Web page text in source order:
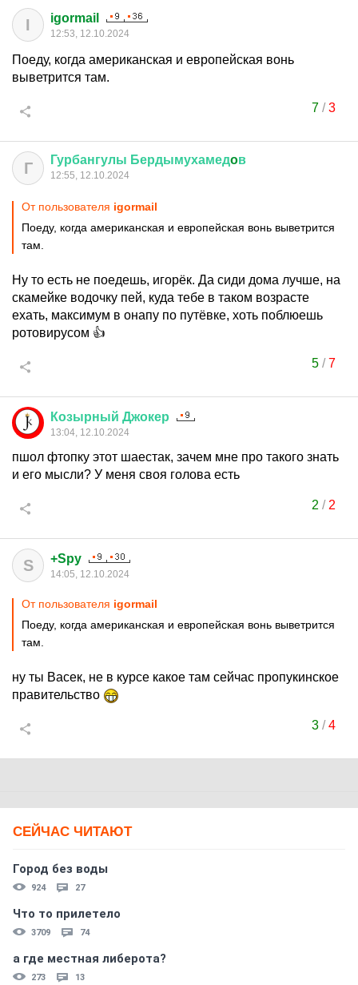
I igormail
12:53, 12.10.2024
Поеду, когда американская и европейская вонь
выветрится там.
7/3
Г Гурбангулы Бердымухамедoв
12:55, 12.10.2024
От пользователя igormail
Поеду, когда американская и европейская вонь выветрится
там.
Ну то есть не поедешь, игорёк. Да сиди дома лучше, на
скамейке водочку пей, куда тебе в таком возрасте
ехать, максимум в онапу по путёвке, хоть поблюешь
ротовирусом 👍
5/7
Козырный Джокер
13:04, 12.10.2024
пшол фтопку этот шаестак, зачем мне про такого знать
и его мысли? У меня своя голова есть
2 / 2
S +Spy
14:05, 12.10.2024
От пользователя igormail
Поеду, когда американская и европейская вонь выветрится
там.
ну ты Васек, не в курсе какое там сейчас пропукинское
правительство
3/4
СЕЙЧАС ЧИТАЮТ
Город без воды
924 27
Что то прилетело
3709 74
а где местная либерота?
273 13